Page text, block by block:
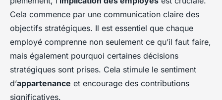
Cela commence par une communication claire des
objectifs stratégiques. Il est essentiel que chaque
employé comprenne non seulement ce qu’il faut faire,
mais également pourquoi certaines décisions
stratégiques sont prises. Cela stimule le sentiment
d’appartenance et encourage des contributions
significatives.